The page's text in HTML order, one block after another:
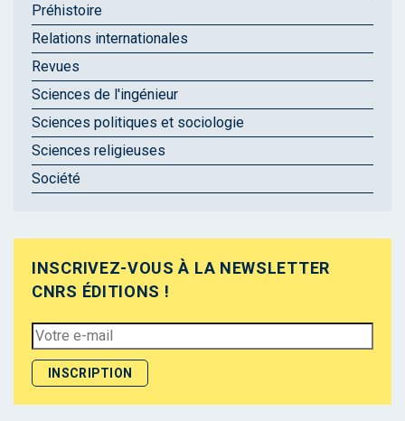
Préhistoire
Relations internationales
Revues
Sciences de l'ingénieur
Sciences politiques et sociologie
Sciences religieuses
Société
INSCRIVEZ-VOUS À LA NEWSLETTER
CNRS ÉDITIONS !